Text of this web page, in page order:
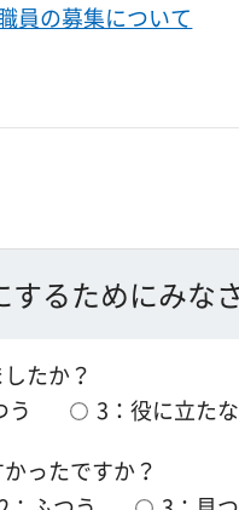
員の募集について
るためにみな
たか？
う
3：役に立た
ったですか？